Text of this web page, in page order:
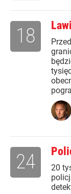
18
20
24